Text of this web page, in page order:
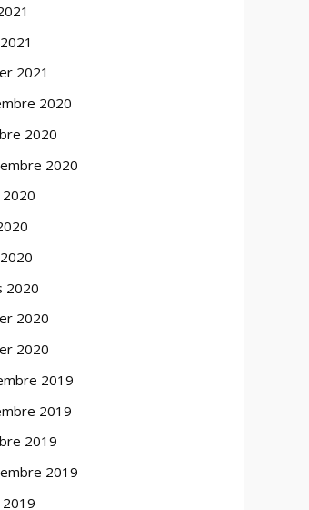
2021
2020
2020
2020
2020
2020
2020
2019
2019
2019
2019